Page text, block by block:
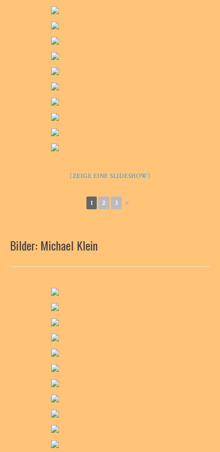
[ZEIGE EINE SLIDESHOW]
1 2 3 ►
Bilder: Michael Klein